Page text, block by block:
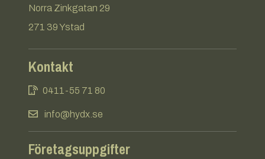
Norra Zinkgatan 29
271 39 Ystad
Kontakt
0411-55 71 80
info@hydx.se
Företagsuppgifter